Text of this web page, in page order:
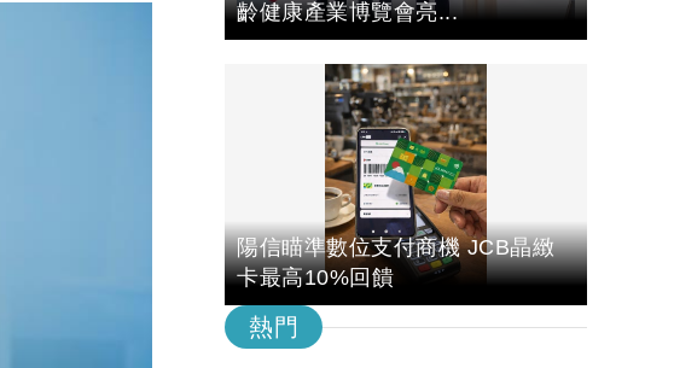
齡健康產業博覽會亮...
陽信瞄準數位支付商機 JCB晶緻
卡最高10%回饋
熱門